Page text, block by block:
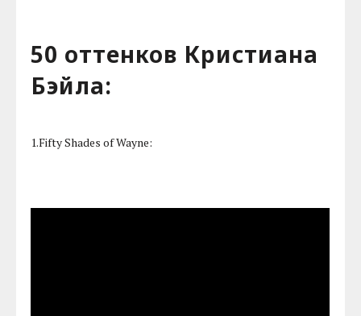
50 оттенков Кристиана
Бэйла:
1.Fifty Shades of Wayne: